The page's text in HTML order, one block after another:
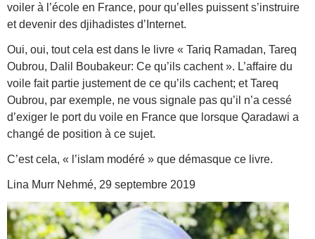
voiler à l’école en France, pour qu’elles puissent s’instruire
et devenir des djihadistes d’Internet.
Oui, oui, tout cela est dans le livre « Tariq Ramadan, Tareq
Oubrou, Dalil Boubakeur: Ce qu’ils cachent ». L’affaire du
voile fait partie justement de ce qu’ils cachent; et Tareq
Oubrou, par exemple, ne vous signale pas qu’il n’a cessé
d’exiger le port du voile en France que lorsque Qaradawi a
changé de position à ce sujet.
C’est cela, « l’islam modéré » que démasque ce livre.
Lina Murr Nehmé, 29 septembre 2019